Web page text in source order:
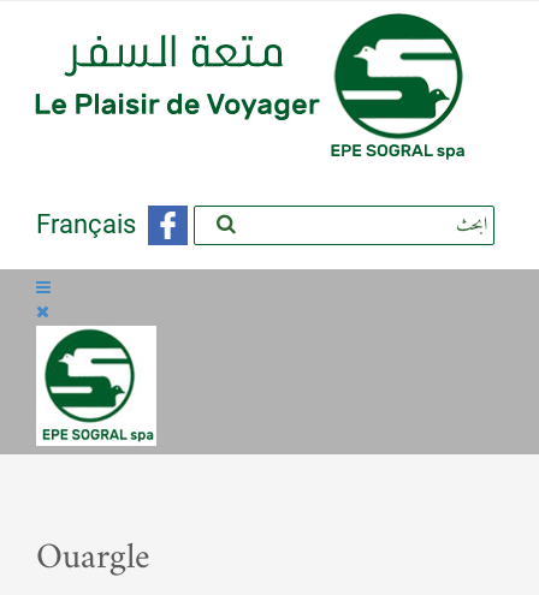
Français
Ouargle